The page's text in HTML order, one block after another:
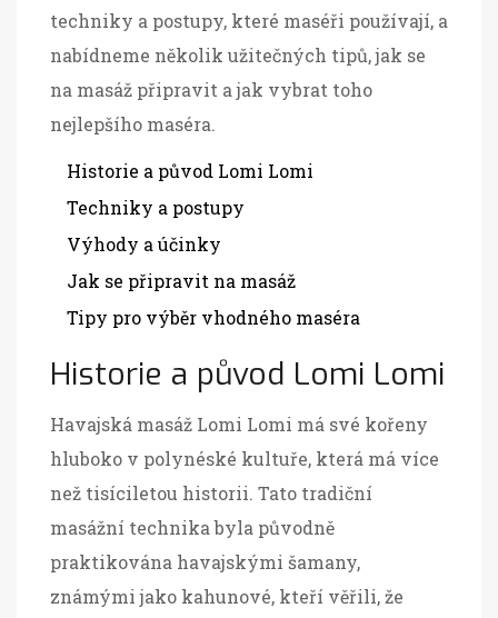
techniky a postupy, které maséři používají, a
nabídneme několik užitečných tipů, jak se
na masáž připravit a jak vybrat toho
nejlepšího maséra.
Historie a původ Lomi Lomi
Techniky a postupy
Výhody a účinky
Jak se připravit na masáž
Tipy pro výběr vhodného maséra
Historie a původ Lomi Lomi
Havajská masáž Lomi Lomi má své kořeny
hluboko v polynéské kultuře, která má více
než tisíciletou historii. Tato tradiční
masážní technika byla původně
praktikována havajskými šamany,
známými jako kahunové, kteří věřili, že